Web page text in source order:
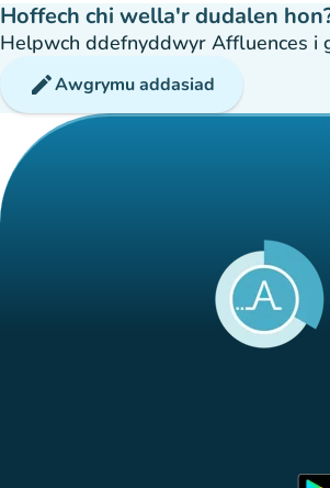
Hoffech chi wella'r dudalen
Helpwch ddefnyddwyr Affluences i
editAwgrymu addasiad